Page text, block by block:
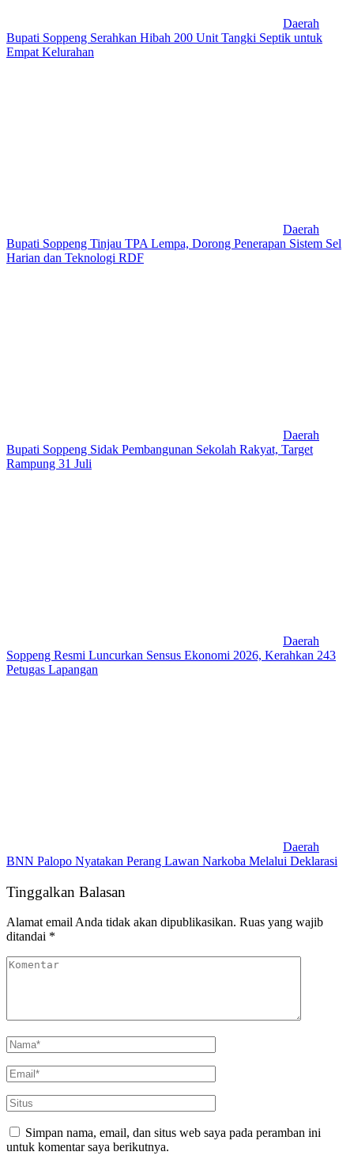
Daerah
Bupati Soppeng Serahkan Hibah 200 Unit Tangki Septik untuk
Empat Kelurahan
Daerah
Bupati Soppeng Tinjau TPA Lempa, Dorong Penerapan Sistem Sel
Harian dan Teknologi RDF
Daerah
Bupati Soppeng Sidak Pembangunan Sekolah Rakyat, Target
Rampung 31 Juli
Daerah
Soppeng Resmi Luncurkan Sensus Ekonomi 2026, Kerahkan 243
Petugas Lapangan
Daerah
BNN Palopo Nyatakan Perang Lawan Narkoba Melalui Deklarasi
Tinggalkan Balasan
Alamat email Anda tidak akan dipublikasikan. Ruas yang wajib
ditandai *
Simpan nama, email, dan situs web saya pada peramban ini
untuk komentar saya berikutnya.